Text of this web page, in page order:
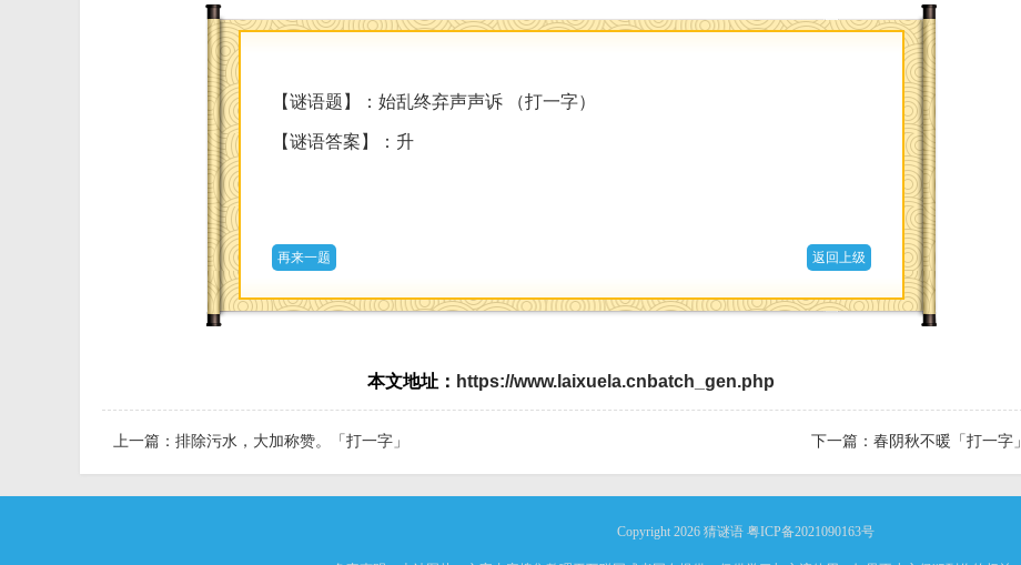
【谜语题】：始乱终弃声声诉 （打一字）
【谜语答案】：升
再来一题 返回上级
本文地址： https://www.laixuela.cnbatch_gen.php
上一篇： 排除污水，大加称赞。「打一字」 下一篇： 春阴秋不暖「打一字」
Copyright 2026 猜谜语 粤ICP备2021090163号